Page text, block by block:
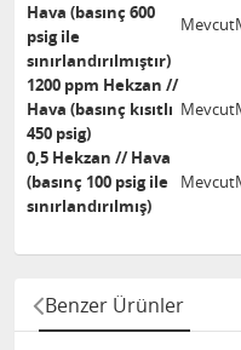
Hava (basınç 600
psig ile
sınırlandırılmıştır)
Mevcut
1200 ppm Hekzan //
Hava (basınç kısıtlı
450 psig)
Mevcut
0,5 Hekzan // Hava
(basınç 100 psig ile
sınırlandırılmış)
Mevcut
Benzer Ürünler